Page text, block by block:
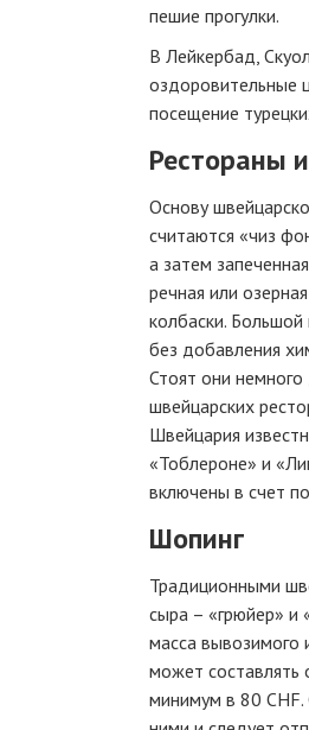
пешие прогулки.
В Лейкербад,
оздоровительные
посещение
Рестораны
Основу
считаются «чиз
а затем
речная или
колбаски. Большой
без добавления
Стоят они
швейцарских
Швейцария
«Тоблероне» и
включены в счет
Шопинг
Традиционными
сыра – «грюйер» и
масса вывозимого
может составлять
минимум в 80 CHF.